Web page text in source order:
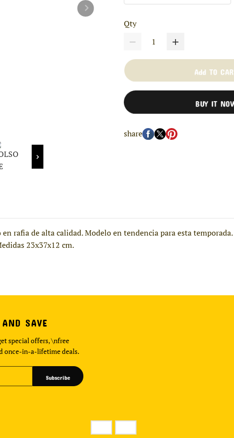
Qty
Add TO
BUY IT
share
rafia de alta calidad. Modelo en tendencia para esta
23x37x12 cm.
SAVE
special offers, \nfree
once-in-a-lifetime deals.
Subscribe